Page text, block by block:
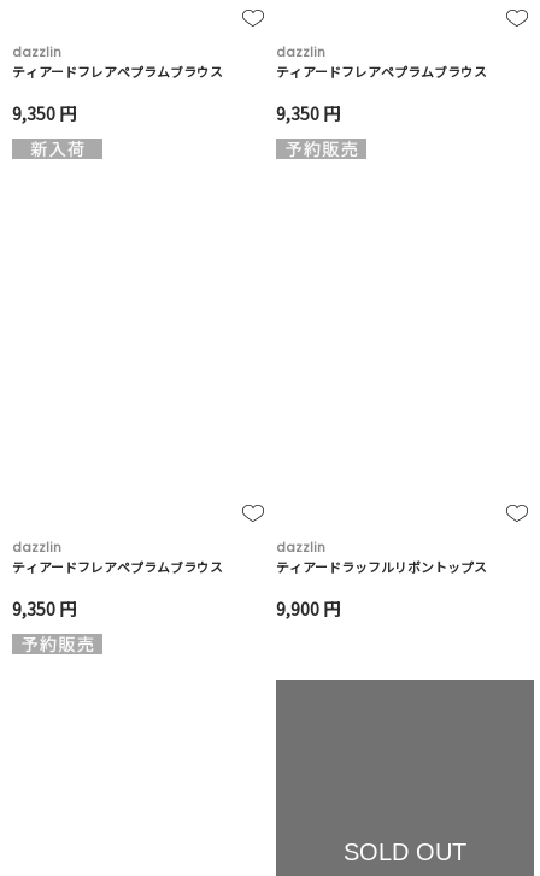
dazzlin
ティアードフレアペプラムブラウス
9,350 円
dazzlin
ティアードフレアペプラムブラウス
9,350 円
dazzlin
ティアードフレアペプラムブラウス
9,350 円
dazzlin
ティアードラッフルリボントップス
9,900 円
SOLD OUT